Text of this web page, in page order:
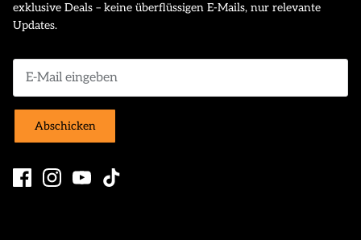
exklusive Deals – keine überflüssigen E-Mails, nur relevante
Updates.
Abschicken